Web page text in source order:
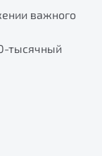
важного
тысячный